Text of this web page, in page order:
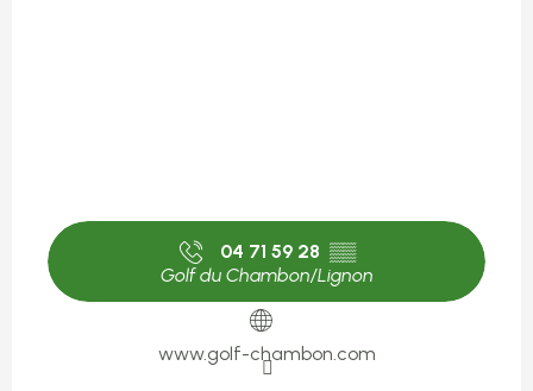
04 71 59 28 ▒▒
Golf du Chambon/Lignon
www.golf-chambon.com